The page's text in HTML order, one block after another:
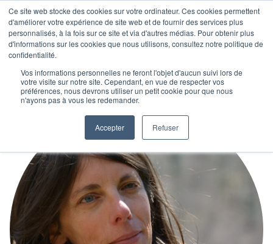
Ce site web stocke des cookies sur votre ordinateur. Ces cookies permettent
d'améliorer votre expérience de site web et de fournir des services plus
personnalisés, à la fois sur ce site et via d'autres médias. Pour obtenir plus
d'informations sur les cookies que nous utilisons, consultez notre politique de
confidentialité.
Vos informations personnelles ne feront l'objet d'aucun suivi lors de
votre visite sur notre site. Cependant, en vue de respecter vos
préférences, nous devrons utiliser un petit cookie pour que nous
n'ayons pas à vous les redemander.
Accepter Refuser